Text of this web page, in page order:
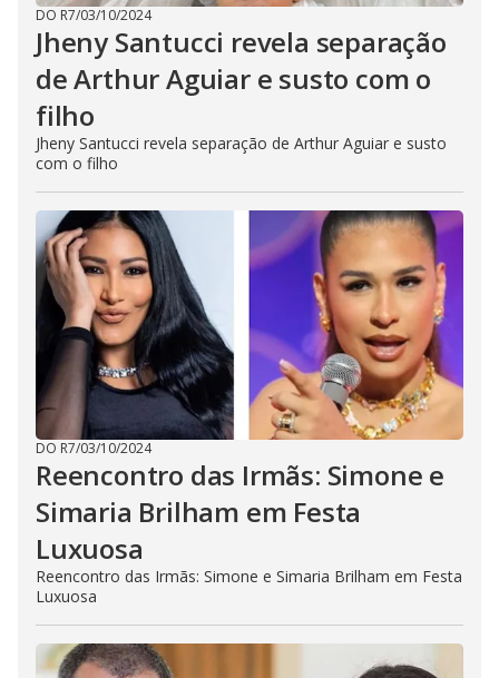
DO R7/03/10/2024
Jheny Santucci revela separação
de Arthur Aguiar e susto com o
filho
Jheny Santucci revela separação de Arthur Aguiar e susto
com o filho
DO R7/03/10/2024
Reencontro das Irmãs: Simone e
Simaria Brilham em Festa
Luxuosa
Reencontro das Irmãs: Simone e Simaria Brilham em Festa
Luxuosa